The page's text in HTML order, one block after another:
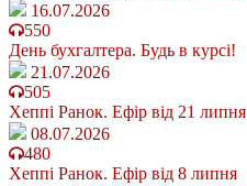
16.07.2026
550
День бухгалтера. Будь в курсі!
21.07.2026
505
Хеппі Ранок. Ефір від 21 липня
08.07.2026
480
Хеппі Ранок. Ефір від 8 липня